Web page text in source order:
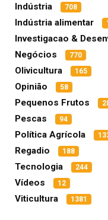
Indústria 708
Indústria alimentar
Investigacao &
Negócios 770
Olivicultura 165
Opinião 58
Pequenos Frutos
Pescas 94
Política Agrícola
Regadio 188
Tecnologia 244
Vídeos 12
Viticultura 1381